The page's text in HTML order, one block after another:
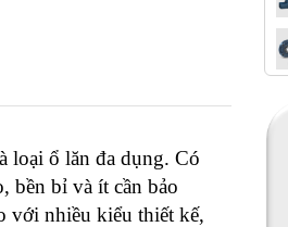
loại ổ lăn đa dụng. Có
bền bỉ và ít cần bảo
với nhiều kiểu thiết kế,